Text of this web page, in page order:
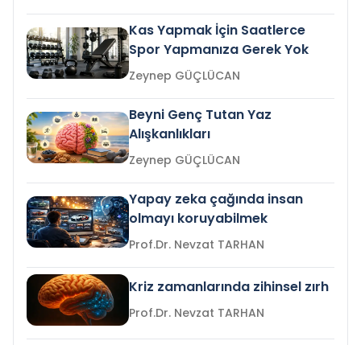
Kas Yapmak İçin Saatlerce
Spor Yapmanıza Gerek Yok
Zeynep GÜÇLÜCAN
Beyni Genç Tutan Yaz
Alışkanlıkları
Zeynep GÜÇLÜCAN
Yapay zeka çağında insan
olmayı koruyabilmek
Prof.Dr. Nevzat TARHAN
Kriz zamanlarında zihinsel zırh
Prof.Dr. Nevzat TARHAN